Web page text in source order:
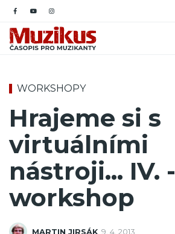
WORKSHOPY
Hrajeme si s
virtuálními
nástroji... IV. -
workshop
MARTIN JIRSÁK 9. 4. 2013